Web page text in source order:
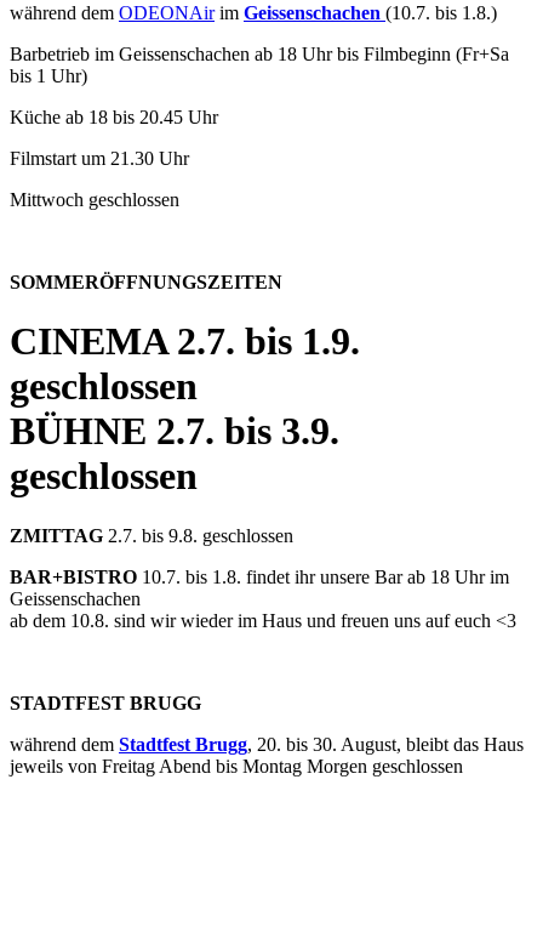
während dem ODEONAirim Geissenschachen (10.7. bis 1.8.)
Barbetrieb im Geissenschachen ab 18 Uhr bis Filmbeginn (Fr+Sa
bis 1 Uhr)
Küche ab 18 bis 20.45 Uhr
Filmstart um 21.30 Uhr
Mittwoch geschlossen
SOMMERÖFFNUNGSZEITEN
CINEMA2.7. bis 1.9.
geschlossen
BÜHNE 2.7. bis 3.9.
geschlossen
ZMITTAG 2.7. bis 9.8. geschlossen
BAR+BISTRO 10.7. bis 1.8. findet ihr unsere Bar ab 18 Uhr im
Geissenschachen
ab dem 10.8. sind wir wieder im Haus und freuen uns auf euch <3
STADTFEST BRUGG
während dem Stadtfest Brugg, 20. bis 30. August, bleibt das Haus
jeweils von Freitag Abend bis Montag Morgen geschlossen